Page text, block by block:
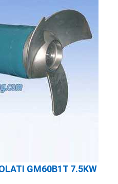
GM60B1T 7.5KW